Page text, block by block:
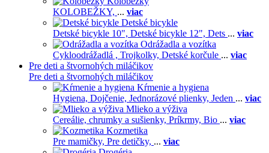
KOLOBEŽKY, ... viac
Detské bicykle
Detské bicykle 10", Detské bicykle 12", Dets ... viac
Odrážadla a vozítka
Cykloodrážadlá , Trojkolky, Detské korčule ... viac
Pre deti a štvornohých miláčikov
Pre deti a štvornohých miláčikov
Kŕmenie a hygiena
Hygiena, Dojčenie, Jednorázové plienky, Jeden ... viac
Mlieko a výživa
Cereálie, chrumky a sušienky, Príkrmy, Bio ... viac
Kozmetika
Pre mamičky, Pre detičky, ... viac